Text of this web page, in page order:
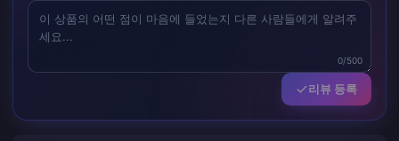
0/500
리뷰 등록